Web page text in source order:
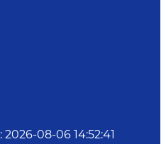
: 2026-08-06 14:52:41